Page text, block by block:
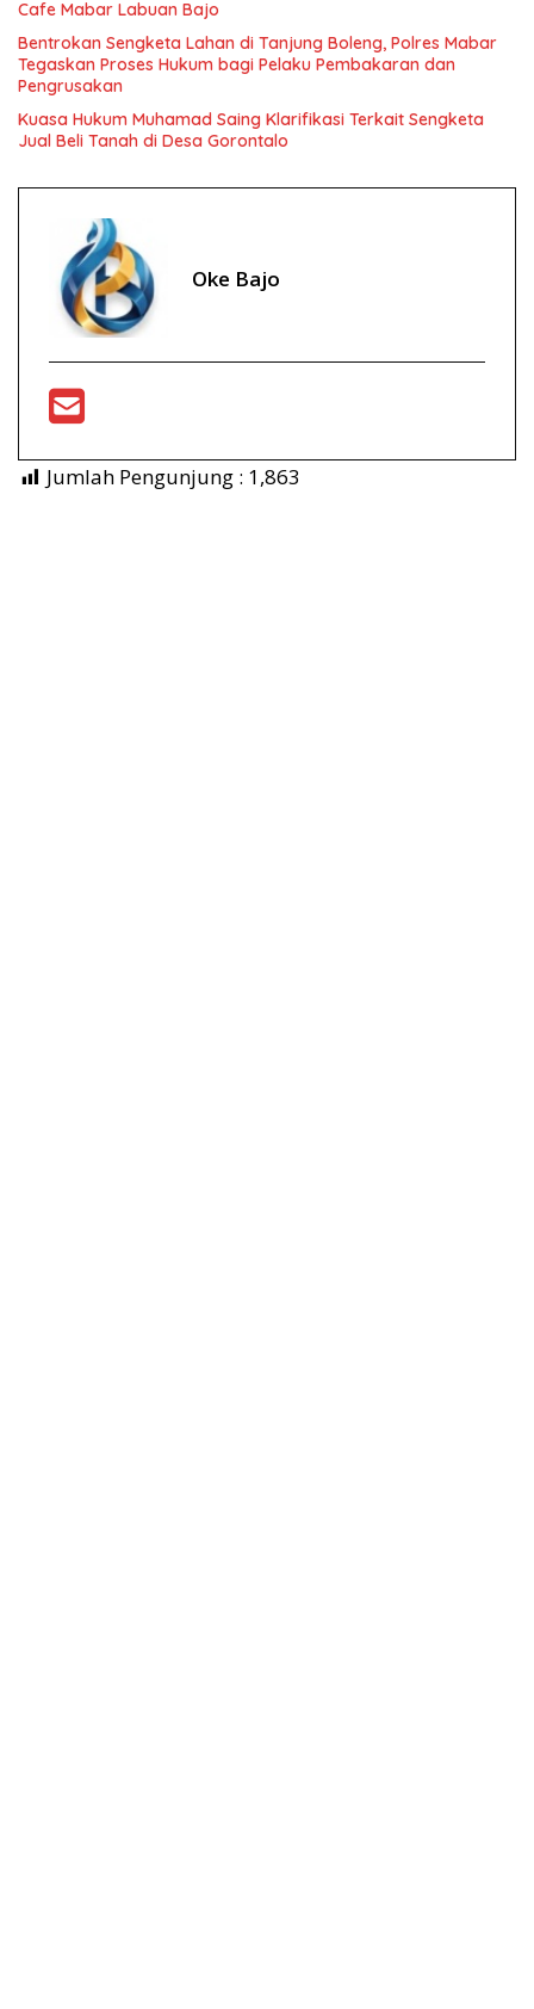
Cafe Mabar Labuan Bajo
Bentrokan Sengketa Lahan di Tanjung Boleng, Polres Mabar
Tegaskan Proses Hukum bagi Pelaku Pembakaran dan
Pengrusakan
Kuasa Hukum Muhamad Saing Klarifikasi Terkait Sengketa
Jual Beli Tanah di Desa Gorontalo
Oke Bajo
Jumlah Pengunjung : 1,863